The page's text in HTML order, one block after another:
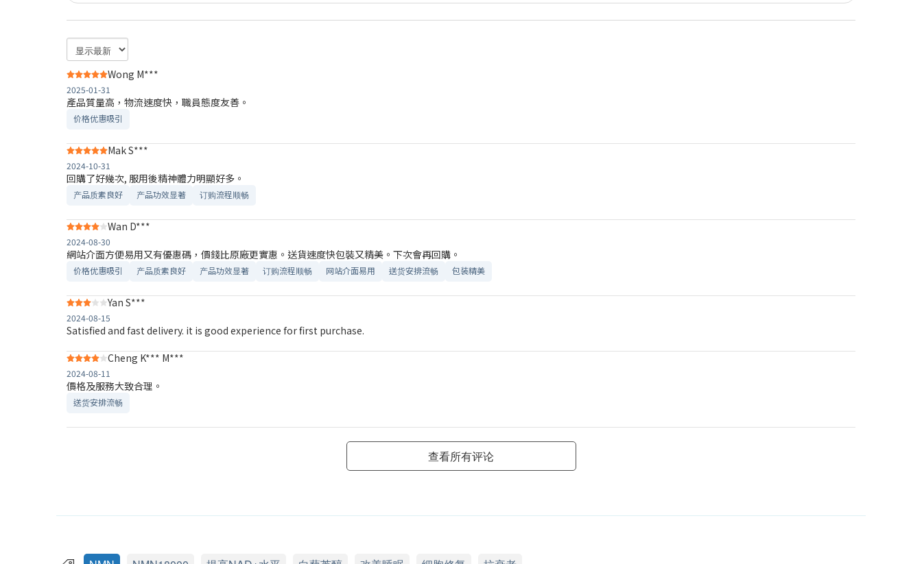
Wong M***
2025-01-31
產品質量高，物流速度快，職員態度友善。
价格优惠吸引
Mak S***
2024-10-31
回購了好幾次, 服用後精神體力明顯好多。
产品质素良好 产品功效显著 订购流程顺畅
Wan D***
2024-08-30
網站介面方便易用又有優惠碼，價錢比原廠更實惠。送貨速度快包裝又精美。下次會再回購。
价格优惠吸引 产品质素良好 产品功效显著 订购流程顺畅 网站介面易用 送货安排流畅 包装精美
Yan S***
2024-08-15
Satisfied and fast delivery. it is good experience for first purchase.
Cheng K*** M***
2024-08-11
價格及服務大致合理。
送货安排流畅
查看所有评论